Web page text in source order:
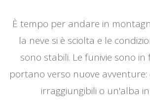
È tempo per andare in
la neve si è sciolta e le
sono stabili. Le funivie sono in
portano verso nuove
irraggiungibili o un'alba